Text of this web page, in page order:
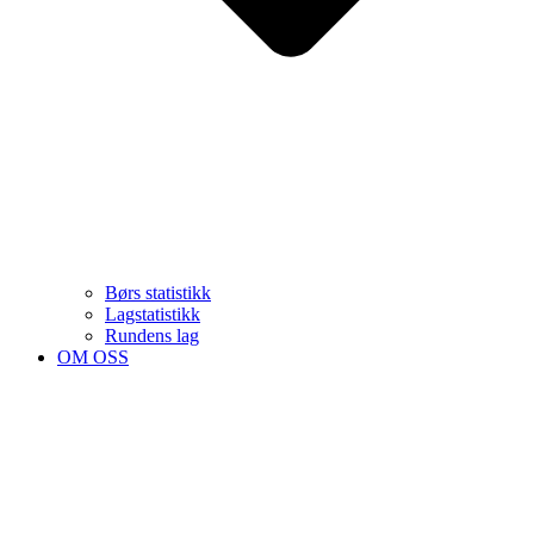
Børs statistikk
Lagstatistikk
Rundens lag
OM OSS